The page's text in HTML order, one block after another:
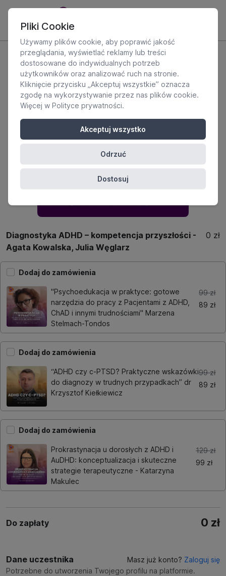
Diagnostyka ADHD – kompetencja przyszłości -
Agata Kowalska, Julia Węglarz
0 zł
Dodaj do zamówienia
"Psychoedukacja w praktyce: gotowe
narzędzia do pracy z Pacjentami z ADHD,
ChAD i innymi trudnościami" Marzena
Stelmach-Tondos
99 zł
89 zł
Dodaj do zamówienia
“ADHD czy c-PTSD? Praktyczne wskazówki
do diagnozy w trudnych przypadkach” dr
Krzysztof Kiełkiewicz
99 zł
89 zł
Dodaj do zamówienia
Prokrastynacja u dorosłych z ADHD i
AuDHD: konceptualizacja i skuteczne
strategie terapeutyczne - Katarzyna
Makulec
129 zł
99 zł
Do zapłaty 0 zł
Dane uczestnika Masz już konto? Zaloguj się
Potrzebne do utworzenia Twojego profilu na platformie.
Pliki Cookie
Używamy plików cookie, aby poprawić jakość
przeglądania, wyświetlać reklamy lub treści
dostosowane do indywidualnych potrzeb
użytkowników oraz analizować ruch na stronie.
Kliknięcie przycisku „Akceptuj wszystkie” oznacza
zgodę na wykorzystywanie przez nas plików cookie.
Więcej w Polityce prywatności.
Akceptuj wszystko
Odrzuć
Dostosuj